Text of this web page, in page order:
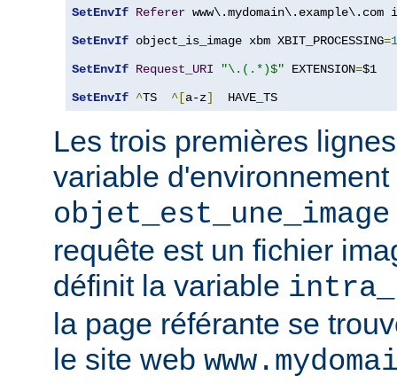
SetEnvIf Referer
SetEnvIf object_is_image xbm XBIT_PROCESSING=1
SetEnvIf Request_URI "\.(.*)$" EXTENSION=$1
SetEnvIf ^TS ^[a-z]
  HAVE_TS
Les trois premières
variable d'environnement
objet_est_une_image
requête est un fichier
définit la variable
la page référante se
le site web